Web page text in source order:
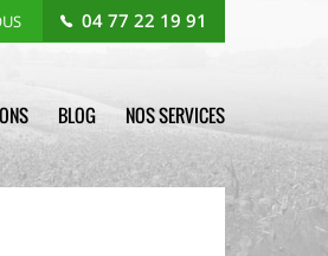
04 77 22 19 91
BLOG NOS SERVICES